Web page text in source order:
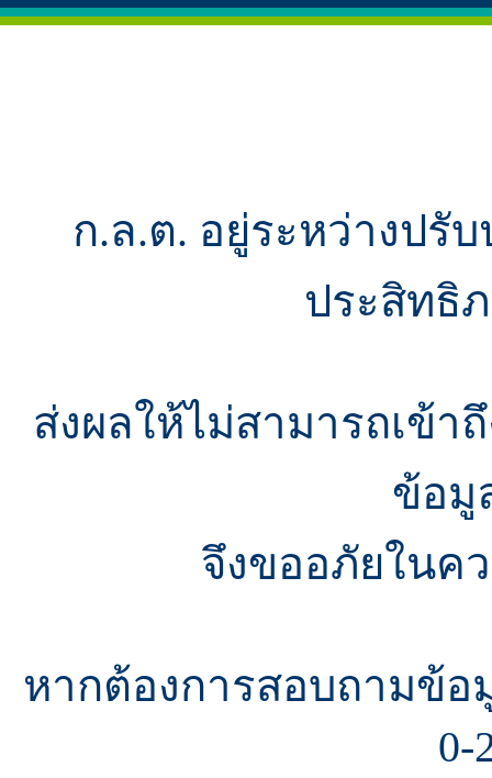
ก.ล.ต. อยู่ระหว่างปรั
ประสิทธิ
ส่งผลให้ไม่สามารถเข้า
ข้อมู
จึงขออภัยในค
หากต้องการสอบถามข้อ
0-